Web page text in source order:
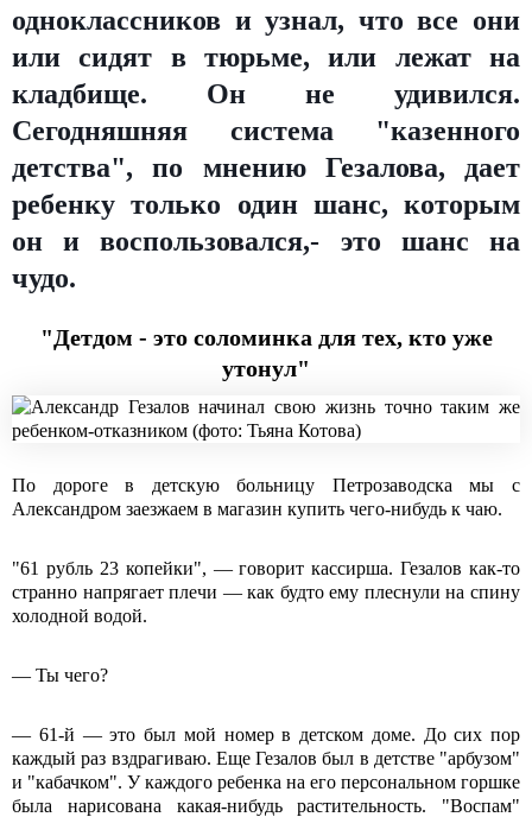
одноклассников и узнал, что все они
или сидят в тюрьме, или лежат на
кладбище. Он не удивился.
Сегодняшняя система "казенного
детства", по мнению Гезалова, дает
ребенку только один шанс, которым
он и воспользовался,- это шанс на
чудо.
"Детдом - это соломинка для тех, кто уже
утонул"
По дороге в детскую больницу Петрозаводска мы с
Александром заезжаем в магазин купить чего-нибудь к чаю.
"61 рубль 23 копейки", — говорит кассирша. Гезалов как-то
странно напрягает плечи — как будто ему плеснули на спину
холодной водой.
— Ты чего?
— 61-й — это был мой номер в детском доме. До сих пор
каждый раз вздрагиваю. Еще Гезалов был в детстве "арбузом"
и "кабачком". У каждого ребенка на его персональном горшке
была нарисована какая-нибудь растительность. "Воспам"